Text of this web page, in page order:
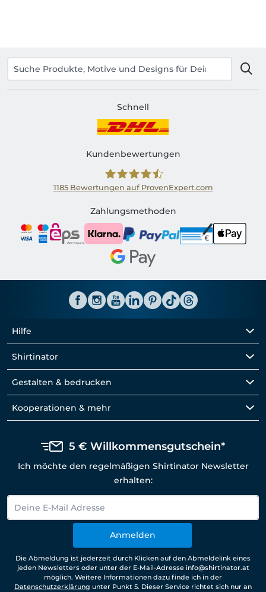
Schnell
Kundenbewertungen
Shirtinator AT
1185Bewertungen auf ProvenExpert.com
Zahlungsmethoden
Hilfe
Shirtinator
Gestalten & bedrucken
Kooperationen & mehr
5 € Willkommensgutschein*
Ich möchte den regelmäßigen Shirtinator Newsletter
erhalten:
Anmelden
Die Abmeldung ist jederzeit durch Klicken auf den Abmeldelink eines
jeden Newsletters oder unter der E-Mail-Adresse info@shirtinator.at
möglich. Weitere Informationen dazu finde ich in der
Datenschutzerklärung unter Punkt 5. Dieser Service richtet sich nur an